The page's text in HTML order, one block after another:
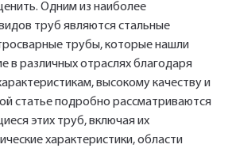
Одним из наиболее
труб являются стальные
трубы, которые нашли
в различных отраслях благодаря
высокому качеству и
статье подробно рассматриваются
этих труб, включая их
характеристики, области